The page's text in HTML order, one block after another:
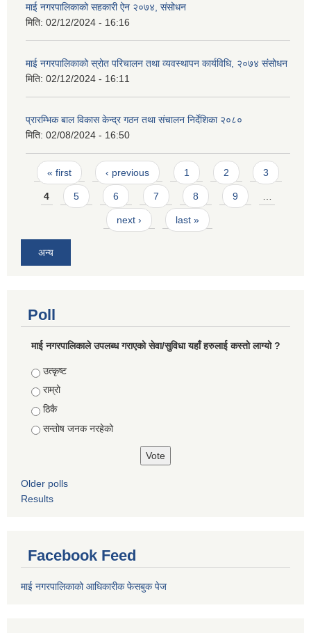
माई नगरपालिकाको सहकारी ऐन २०७४, संसोधन
मिति: 02/12/2024 - 16:16
माई नगरपालिकाको स्रोत परिचालन तथा व्यवस्थापन कार्यविधि, २०७४ संसोधन
मिति: 02/12/2024 - 16:11
प्रारम्भिक बाल विकास केन्द्र गठन तथा संचालन निर्देशिका २०८०
मिति: 02/08/2024 - 16:50
Pages
« first ‹ previous 1 2 3
4 5 6 7 8 9 …
next › last »
अन्य
Poll
माई नगरपालिकाले उपलब्ध गराएको सेवा/सुविधा यहाँ हरुलाई कस्तो लाग्यो ?
Choices
उत्कृष्ट
राम्रो
ठिकै
सन्तोष जनक नरहेको
Older polls
Results
Facebook Feed
माई नगरपालिकाको आधिकारीक फेसबुक पेज